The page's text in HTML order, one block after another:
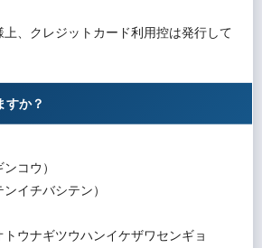
上、クレジットカード利用控は発行して
すか？
コウ）
イチバシテン）
ウナギツウハンイケザワセンギョ